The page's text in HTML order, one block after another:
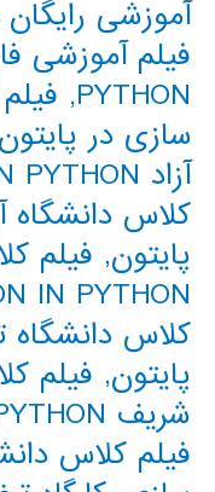
آموزشی
PYTHON
,
سازی در پایتون
آزاد OPTIMIZATION IN PYTHON
کلاس دانشگاه
پایتون, فیلم
IN PYTHON
کلاس دانشگاه
پایتون, فیلم
شریف OPTIMIZATION IN PYTHON
فیلم کلاس